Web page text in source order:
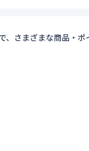
、さまざまな商品・